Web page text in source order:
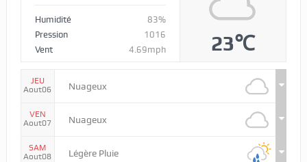
Humidité
83%
Pression
1016
Vent
4.69mph 23℃
JEU
Aout06
Nuageux
VEN
Aout07
Nuageux
SAM
Aout08
Légère Pluie